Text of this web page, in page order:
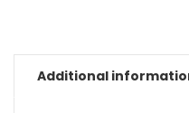
Additional